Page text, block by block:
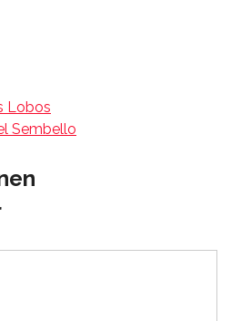
Lobos
Sembello